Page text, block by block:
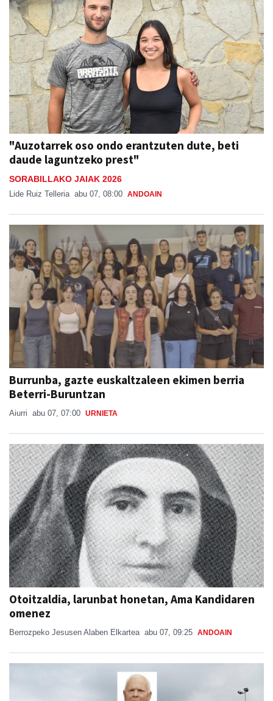
"Auzotarrek oso ondo erantzuten dute, beti
daude laguntzeko prest"
SORABILLAKO JAIAK 2026
Lide Ruiz Telleria abu 07, 08:00 ANDOAIN
Burrunba, gazte euskaltzaleen ekimen berria
Beterri-Buruntzan
Aiurri abu 07, 07:00 URNIETA
Otoitzaldia, larunbat honetan, Ama Kandidaren
omenez
Berrozpeko Jesusen Alaben Elkartea abu 07, 09:25 ANDOAIN